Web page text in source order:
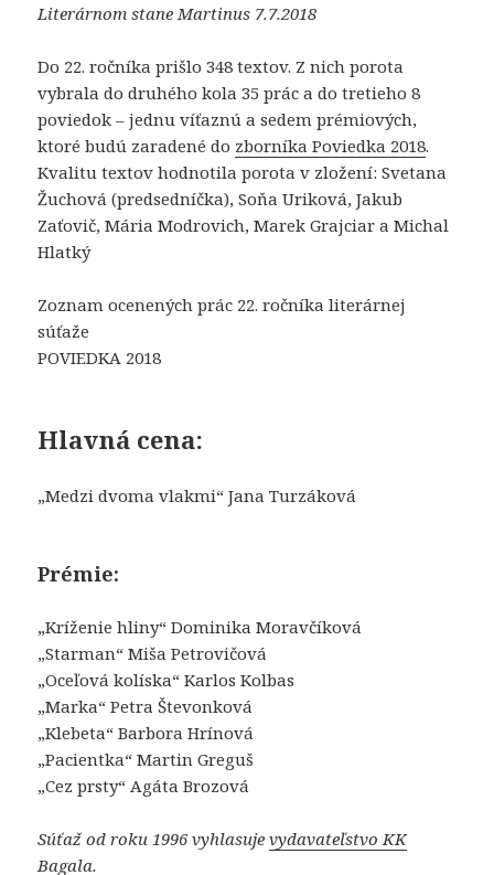
Literárnom stane Martinus 7.7.2018
Do 22. ročníka prišlo 348 textov. Z nich porota
vybrala do druhého kola 35 prác a do tretieho 8
poviedok – jednu víťaznú a sedem prémiových,
ktoré budú zaradené do zborníka Poviedka 2018.
Kvalitu textov hodnotila porota v zložení: Svetana
Žuchová (predsedníčka), Soňa Uriková, Jakub
Zaťovič, Mária Modrovich, Marek Grajciar a Michal
Hlatký
Zoznam ocenených prác 22. ročníka literárnej
súťaže
POVIEDKA 2018
Hlavná cena:
„Medzi dvoma vlakmi“ Jana Turzáková
Prémie:
„Kríženie hliny“ Dominika Moravčíková
„Starman“ Miša Petrovičová
„Oceľová kolíska“ Karlos Kolbas
„Marka“ Petra Števonková
„Klebeta“ Barbora Hrínová
„Pacientka“ Martin Greguš
„Cez prsty“ Agáta Brozová
Súťaž od roku 1996 vyhlasujevydavateľstvo KK
Bagala.